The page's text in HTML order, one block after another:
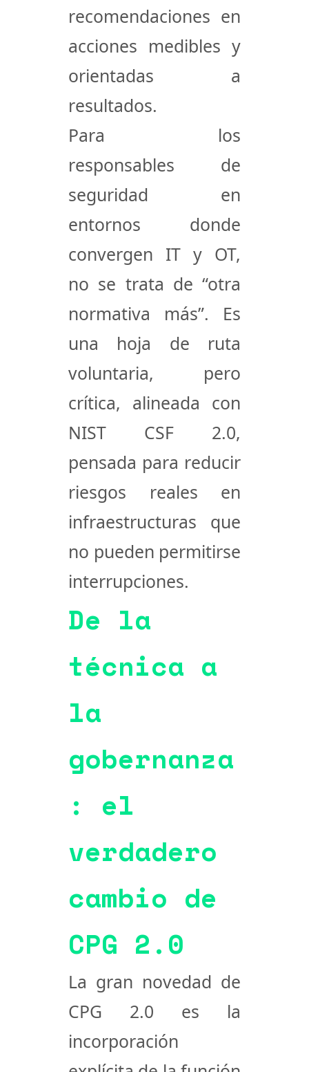
recomendaciones en
acciones medibles y
orientadas a
resultados.
Para los
responsables de
seguridad en
entornos donde
convergen IT y OT,
no se trata de “otra
normativa más”. Es
una hoja de ruta
voluntaria, pero
crítica, alineada con
NIST CSF 2.0,
pensada para reducir
riesgos reales en
infraestructuras que
no pueden permitirse
interrupciones.
De la
técnica a
la
gobernanza
: el
verdadero
cambio de
CPG 2.0
La gran novedad de
CPG 2.0 es la
incorporación